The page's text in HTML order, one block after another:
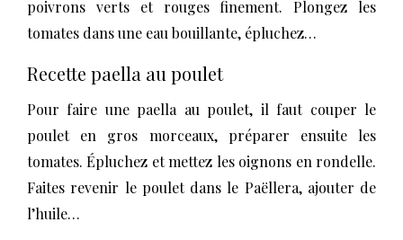
poivrons verts et rouges finement. Plongez les
tomates dans une eau bouillante, épluchez…
Recette paella au poulet
Pour faire une paella au poulet, il faut couper le
poulet en gros morceaux, préparer ensuite les
tomates. Épluchez et mettez les oignons en rondelle.
Faites revenir le poulet dans le Paëllera, ajouter de
l’huile…